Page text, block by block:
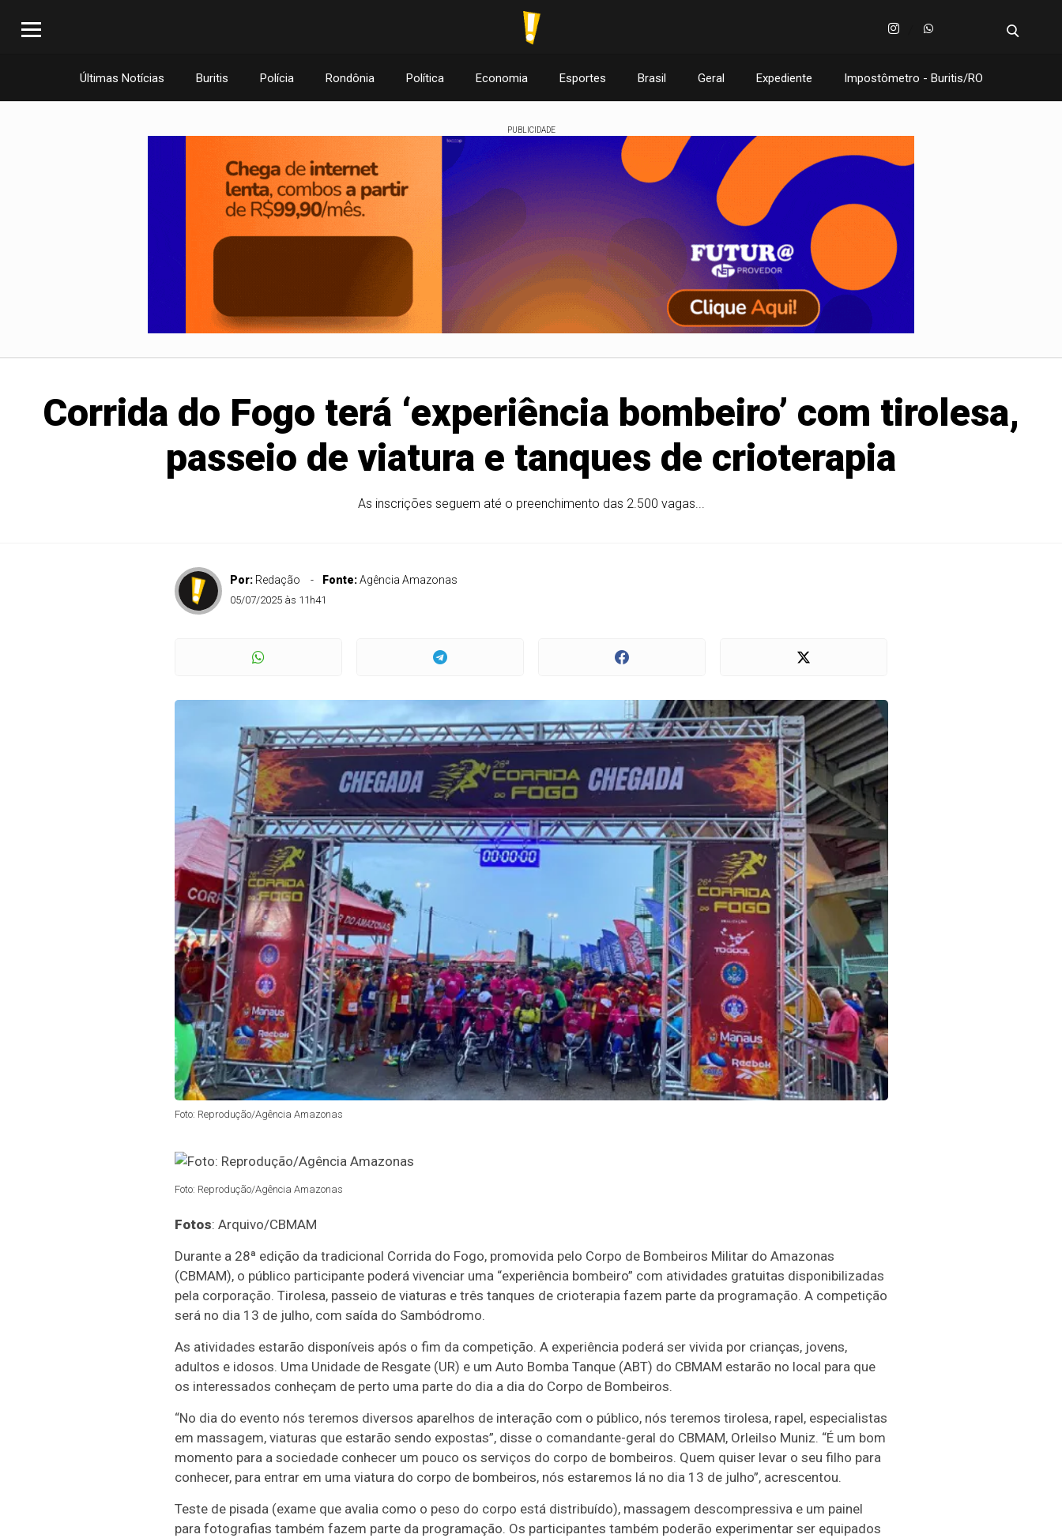
Últimas Notícias Buritis Polícia Rondônia Política Economia Esportes Brasil Geral Expediente Impostômetro - Buritis/RO
PUBLICIDADE
Corrida do Fogo terá ‘experiência bombeiro’ com tirolesa,
passeio de viatura e tanques de crioterapia
As inscrições seguem até o preenchimento das 2.500 vagas...
Por: Redação Fonte:Agência Amazonas
05/07/2025 às 11h41
Foto: Reprodução/Agência Amazonas
Foto: Reprodução/Agência Amazonas
Fotos: Arquivo/CBMAM
Durante a 28ª edição da tradicional Corrida do Fogo, promovida pelo Corpo de Bombeiros Militar do Amazonas
(CBMAM), o público participante poderá vivenciar uma “experiência bombeiro” com atividades gratuitas disponibilizadas
pela corporação. Tirolesa, passeio de viaturas e três tanques de crioterapia fazem parte da programação. A competição
será no dia 13 de julho, com saída do Sambódromo.
As atividades estarão disponíveis após o fim da competição. A experiência poderá ser vivida por crianças, jovens,
adultos e idosos. Uma Unidade de Resgate (UR) e um Auto Bomba Tanque (ABT) do CBMAM estarão no local para que
os interessados conheçam de perto uma parte do dia a dia do Corpo de Bombeiros.
“No dia do evento nós teremos diversos aparelhos de interação com o público, nós teremos tirolesa, rapel, especialistas
em massagem, viaturas que estarão sendo expostas”, disse o comandante-geral do CBMAM, Orleilso Muniz. “É um bom
momento para a sociedade conhecer um pouco os serviços do corpo de bombeiros. Quem quiser levar o seu filho para
conhecer, para entrar em uma viatura do corpo de bombeiros, nós estaremos lá no dia 13 de julho”, acrescentou.
Teste de pisada (exame que avalia como o peso do corpo está distribuído), massagem descompressiva e um painel
para fotografias também fazem parte da programação. Os participantes também poderão experimentar ser equipados